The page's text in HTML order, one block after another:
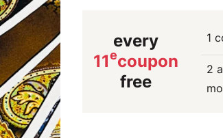
every
11ecoupon
free
1
2